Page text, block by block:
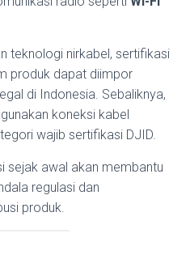
teknologi nirkabel, sertifikasi
produk dapat diimpor
di Indonesia. Sebaliknya,
koneksi kabel
wajib sertifikasi DJID.
sejak awal akan membantu
regulasi dan
produk.